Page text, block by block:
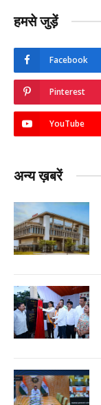
हमसे जुड़ें
Facebook
Pinterest
YouTube
अन्य ख़बरें